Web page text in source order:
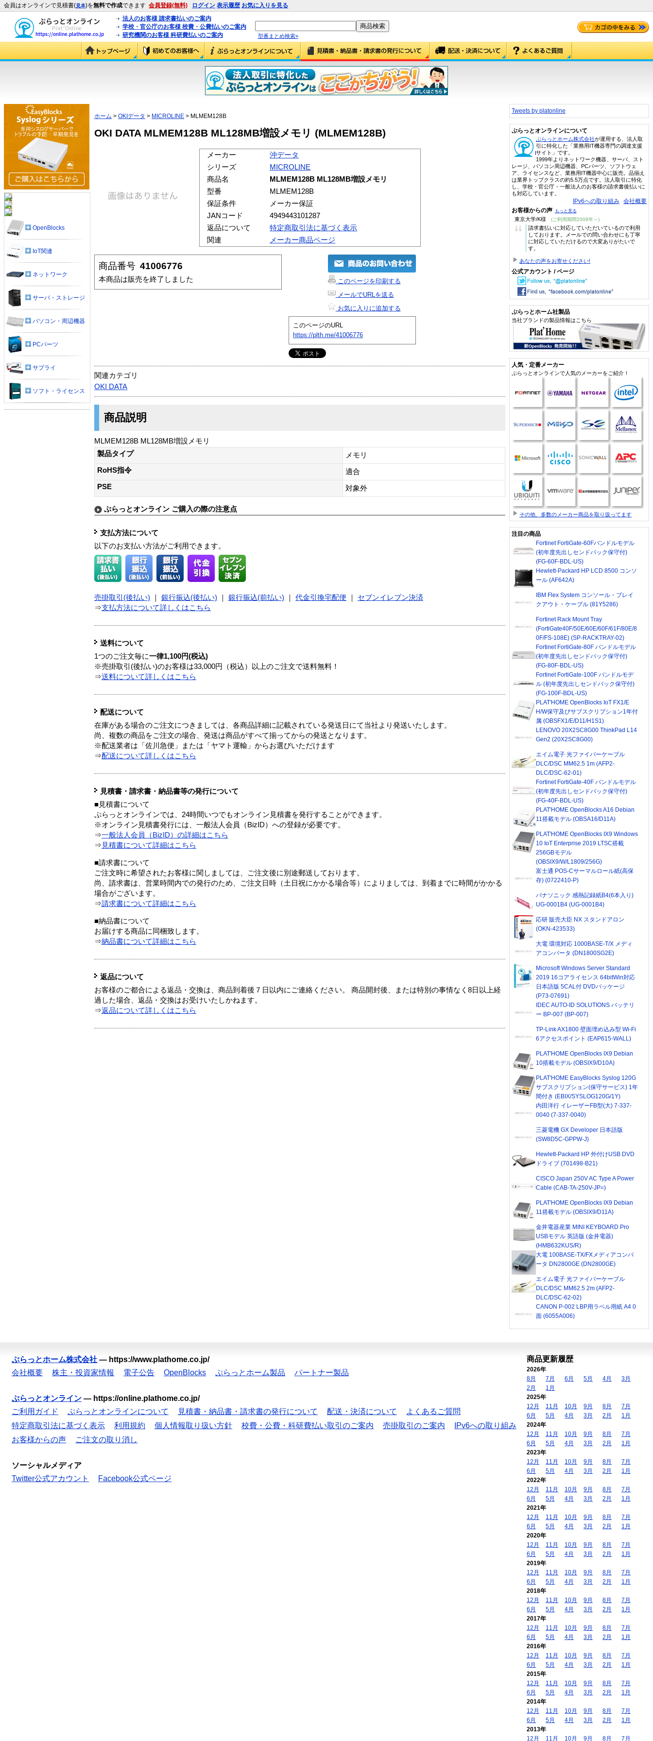
会員はオンラインで見積書(見本)を無料で作成できます 会員登録(無料) ログイン 表示履歴 お気に入りを見る
法人のお客様 請求書払いのご案内
学校・官公庁のお客様 校費・公費払いのご案内
研究機関のお客様 科研費払いのご案内
型番まとめ検索»
ホーム > OKIデータ > MICROLINE > MLMEM128B
OKI DATA MLMEM128B ML128MB増設メモリ (MLMEM128B)
メーカー
沖データ
シリーズ
MICROLINE
商品名
MLMEM128B ML128MB増設メモリ
型番
MLMEM128B
保証条件
メーカー保証
JANコード
4949443101287
返品について
特定商取引法に基づく表示
関連
メーカー商品ページ
商品番号 41006776
本商品は販売を終了しました
このページを印刷する
メールでURLを送る
お気に入りに追加する
このページのURL
https://plth.me/41006776
関連カテゴリ
OKI DATA
商品説明
MLMEM128B ML128MB増設メモリ
製品タイプ
メモリ
RoHS指令
適合
PSE
対象外
ぷらっとオンライン ご購入の際の注意点
支払方法について
以下のお支払い方法がご利用できます。
売掛取引(後払い) 銀行振込(後払い) 銀行振込(前払い) 代金引換宅配便
セブンイレブン決済
⇒支払方法について詳しくはこちら
送料について
1つのご注文毎に一律1,100円(税込)
※売掛取引(後払い)のお客様は33,000円（税込）以上のご注文で送料無料！
⇒送料について詳しくはこちら
配送について
在庫がある場合のご注文につきましては、各商品詳細に記載されている発送日にて当社より発送いたします。
尚、複数の商品をご注文の場合、発送は商品がすべて揃ってからの発送となります。
※配送業者は「佐川急便」または「ヤマト運輸」からお選びいただけます
⇒配送について詳しくはこちら
見積書・請求書・納品書等の発行について
■見積書について
ぷらっとオンラインでは、24時間いつでもオンライン見積書を発行することができます。
※オンライン見積書発行には、一般法人会員（BizID）への登録が必要です。
⇒一般法人会員（BizID）の詳細はこちら
⇒ 見積書について詳細はこちら
■請求書について
ご注文時に希望されたお客様に関しましては、ご注文後に別途郵送しております。
尚、請求書は、営業時間内での発行のため、ご注文日時（土日祝にかかる場合等）によりましては、到着までに時間がかかる
場合がございます。
⇒請求書について詳細はこちら
■納品書について
お届けする商品に同梱致します。
⇒納品書について詳細はこちら
返品について
お客様のご都合による返品・交換は、商品到着後７日以内にご連絡ください。 商品開封後、または特別の事情なく8日以上経
過した場合、返品・交換はお受けいたしかねます。
⇒返品について詳しくはこちら
OpenBlocks
IoT関連
ネットワーク
サーバ・ストレージ
パソコン・周辺機器
PCパーツ
サプライ
ソフト・ライセンス
Tweets by platonline
ぷらっとオンラインについて
ぷらっとホーム株式会社が運用する、法人取
引に特化した「業務用IT機器専門の調達支援
サイト」です。
1999年よりネットワーク機器、サーバ、スト
レージ、パソコン周辺機器、PCパーツ、ソフトウェ
ア、ライセンスなど、業務用IT機器中心に販売。品揃え
は業界トップクラスの約5.5万点です。法人取引に特化
し、学校・官公庁・一般法人のお客様の請求書後払いに
も対応しています。
IPv6への取り組み 会社概要
お客様からの声 もっと見る
東京大学/K様 (ご利用期間2009年～)
“
請求書払いに対応していただいているので利用
しております。メールでの問い合わせにも丁寧
に対応していただけるので大変ありがたいで
す。
あなたの声をお寄せください!
公式アカウント / ページ
ぷらっとホーム社製品
当社ブランドの製品情報はこちら
人気・定番メーカー
ぷらっとオンラインで人気のメーカーをご紹介！
その他、多数のメーカー商品を取り扱ってます
注目の商品
Fortinet FortiGate-60Fバンドルモデル
(初年度先出しセンドバック保守付)
(FG-60F-BDL-US)
Hewlett-Packard HP LCD 8500 コンソ
ール (AF642A)
IBM Flex System コンソール・ブレイ
クアウト・ケーブル (81Y5286)
Fortinet Rack Mount Tray
(FortiGate40F/50E/60E/60F/61F/80E/8
0F/FS-108E) (SP-RACKTRAY-02)
Fortinet FortiGate-80F バンドルモデル
(初年度先出しセンドバック保守付)
(FG-80F-BDL-US)
Fortinet FortiGate-100F バンドルモデ
ル (初年度先出しセンドバック保守付)
(FG-100F-BDL-US)
PLAT'HOME OpenBlocks IoT FX1/E
H/W保守及びサブスクリプション1年付
属 (OBSFX1/E/D11/H1S1)
LENOVO 20X2SC8G00 ThinkPad L14
Gen2 (20X2SC8G00)
エイム電子 光ファイバーケーブル
DLC/DSC MM62.5 1m (AFP2-
DLC/DSC-62-01)
Fortinet FortiGate-40F バンドルモデル
(初年度先出しセンドバック保守付)
(FG-40F-BDL-US)
PLAT'HOME OpenBlocks A16 Debian
11搭載モデル (OBSA16/D11A)
PLAT'HOME OpenBlocks IX9 Windows
10 IoT Enterprise 2019 LTSC搭載
256GBモデル
(OBSIX9/W/L1809/256G)
富士通 POS-Cサーマルロール紙(高保
存) (0722410-P)
パナソニック 感熱記録紙B4(6本入り)
UG-0001B4 (UG-0001B4)
応研 販売大臣 NX スタンドアロン
(OKN-423533)
大電 環境対応 1000BASE-T/X メディ
アコンバータ (DN1800SG2E)
Microsoft Windows Server Standard
2019 16コアライセンス 64bitWin対応
日本語版 5CAL付 DVDパッケージ
(P73-07691)
IDEC AUTO-ID SOLUTIONS バッテリ
ー BP-007 (BP-007)
TP-Link AX1800 壁面埋め込み型 Wi-Fi
6アクセスポイント (EAP615-WALL)
PLAT'HOME OpenBlocks IX9 Debian
10搭載モデル (OBSIX9/D10A)
PLAT'HOME EasyBlocks Syslog 120G
サブスクリプション(保守サービス) 1年
間付き (EBIX/SYSLOG120G/1Y)
内田洋行 イレーザーFB型(大) 7-337-
0040 (7-337-0040)
三菱電機 GX Developer 日本語版
(SW8D5C-GPPW-J)
Hewlett-Packard HP 外付けUSB DVD
ドライブ (701498-B21)
CISCO Japan 250V AC Type A Power
Cable (CAB-TA-250V-JP=)
PLAT'HOME OpenBlocks IX9 Debian
11搭載モデル (OBSIX9/D11A)
金井電器産業 MINI KEYBOARD Pro
USBモデル 英語版 (金井電器)
(HMB632KUS/R)
大電 100BASE-TX/FXメディアコンバ
ータ DN2800GE (DN2800GE)
エイム電子 光ファイバーケーブル
DLC/DSC MM62.5 2m (AFP2-
DLC/DSC-62-02)
CANON P-002 LBP用ラベル用紙 A4 0
面 (6055A006)
ぷらっとホーム株式会社 — https://www.plathome.co.jp/
会社概要
株主・投資家情報 電子公告 OpenBlocks ぷらっとホーム製品 パートナー製品
ぷらっとオンライン — https://online.plathome.co.jp/
ご利用ガイド
ぷらっとオンラインについて 見積書・納品書・請求書の発行について 配送・決済について
よくあるご質問
特定商取引法に基づく表示
利用規約 個人情報取り扱い方針 校費・公費・科研費払い取引のご案内 売掛取引のご案内
IPv6への取り組み
お客様からの声
ご注文の取り消し
ソーシャルメディア
Twitter公式アカウント
Facebook公式ページ
商品更新履歴
2026年
8月
7月 6月 5月 4月
3月
2月
1月
2025年
12月
11月 10月 9月 8月
7月
6月
5月 4月 3月 2月
1月
2024年
12月
11月 10月 9月 8月
7月
6月
5月 4月 3月 2月
1月
2023年
12月
11月 10月 9月 8月
7月
6月
5月 4月 3月 2月
1月
2022年
12月
11月 10月 9月 8月
7月
6月
5月 4月 3月 2月
1月
2021年
12月
11月 10月 9月 8月
7月
6月
5月 4月 3月 2月
1月
2020年
12月
11月 10月 9月 8月
7月
6月
5月 4月 3月 2月
1月
2019年
12月
11月 10月 9月 8月
7月
6月
5月 4月 3月 2月
1月
2018年
12月
11月 10月 9月 8月
7月
6月
5月 4月 3月 2月
1月
2017年
12月
11月 10月 9月 8月
7月
6月
5月 4月 3月 2月
1月
2016年
12月
11月 10月 9月 8月
7月
6月
5月 4月 3月 2月
1月
2015年
12月
11月 10月 9月 8月
7月
6月
5月 4月 3月 2月
1月
2014年
12月
11月 10月 9月 8月
7月
6月
5月 4月 3月 2月
1月
2013年
12月
11月 10月 9月 8月 7月